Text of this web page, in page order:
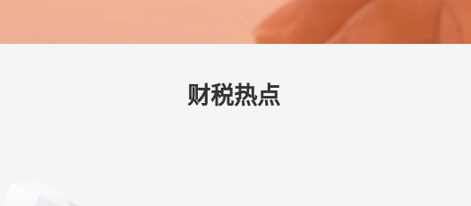
财税热点